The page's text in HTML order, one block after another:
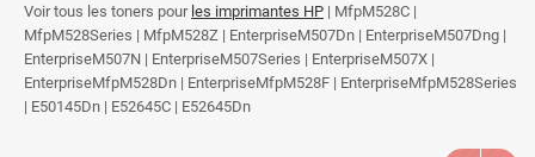
Voir tous les toners pour les imprimantes HP | MfpM528C |
MfpM528Series | MfpM528Z | EnterpriseM507Dn | EnterpriseM507Dng |
EnterpriseM507N | EnterpriseM507Series | EnterpriseM507X |
EnterpriseMfpM528Dn | EnterpriseMfpM528F | EnterpriseMfpM528Series
| E50145Dn | E52645C | E52645Dn